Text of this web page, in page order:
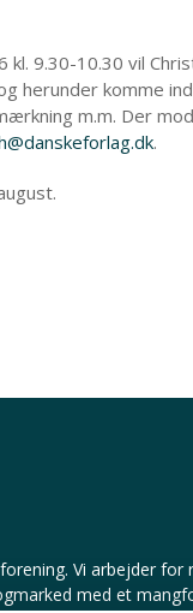
kl. 9.30-10.30 vil
herunder komme
m.m. Der
.
Vi arbejder for
med et